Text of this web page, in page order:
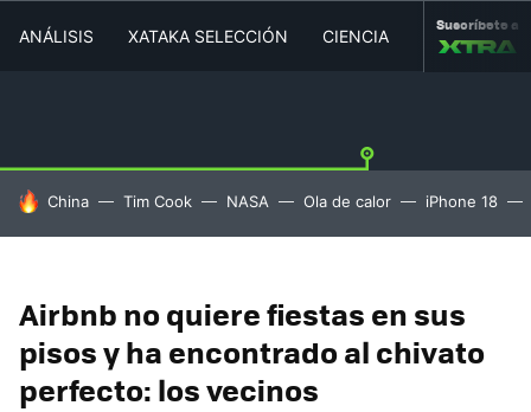
ANÁLISIS XATAKA SELECCIÓN CIENCIA MOVILIDAD
Suscríbete a
HOY SE HABLA DE
China Tim Cook NASA Ola de calor iPhone 18
Airbnb no quiere fiestas en sus
pisos y ha encontrado al chivato
perfecto: los vecinos